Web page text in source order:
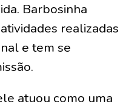
Barbosinha
realizadas
e tem se
atuou como uma